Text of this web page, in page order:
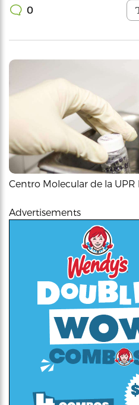
0
Centro Molecular de la UPR
Advertisements